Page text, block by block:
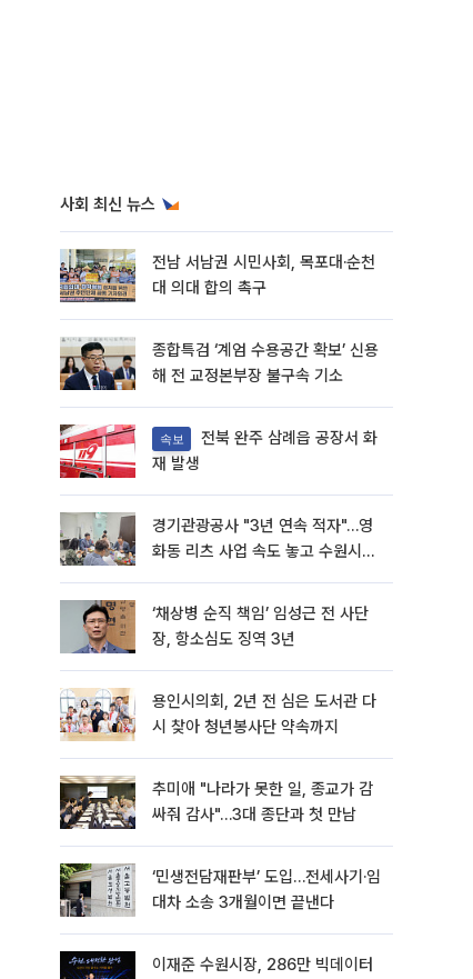
사회 최신 뉴스
전남 서남권 시민사회, 목포대·순천
대 의대 합의 촉구
종합특검 ‘계엄 수용공간 확보’ 신용
해 전 교정본부장 불구속 기소
속보
재 발생
경기관광공사 "3년 연속 적자"…영
화동 리츠 사업 속도 놓고 수원시와
‘채상병 순직 책임’ 임성근 전 사단
장, 항소심도 징역 3년
용인시의회, 2년 전 심은 도서관 다
시 찾아 청년봉사단 약속까지
추미애 "나라가 못한 일, 종교가 감
싸줘 감사"…3대 종단과 첫 만남
‘민생전담재판부’ 도입…전세사기·임
대차 소송 3개월이면 끝낸다
이재준 수원시장, 286만 빅데이터